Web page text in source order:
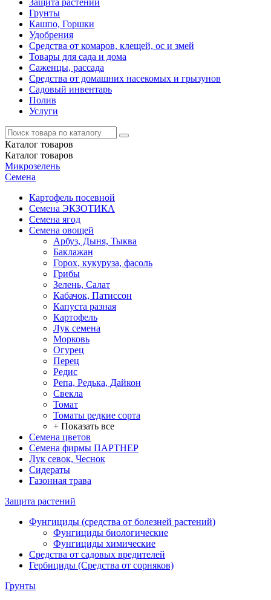
Грунты
Кашпо, Горшки
Удобрения
Средства от комаров, клещей, ос и змей
Товары для сада и дома
Саженцы, рассада
Средства от домашних насекомых и грызунов
Садовый инвентарь
Полив
Услуги
Каталог товаров
Каталог товаров
Микрозелень
Семена
Картофель посевной
Семена ЭКЗОТИКА
Семена ягод
Семена овощей
Арбуз, Дыня, Тыква
Баклажан
Горох, кукуруза, фасоль
Грибы
Зелень, Салат
Кабачок, Патиссон
Капуста разная
Картофель
Лук семена
Морковь
Огурец
Перец
Редис
Репа, Редька, Дайкон
Свекла
Томат
Томаты редкие сорта
+ Показать все
Семена цветов
Семена фирмы ПАРТНЕР
Лук севок, Чеснок
Сидераты
Газонная трава
Защита растений
Фунгициды (средства от болезней растений)
Фунгициды биологические
Фунгициды химические
Средства от садовых вредителей
Гербициды (Средства от сорняков)
Грунты